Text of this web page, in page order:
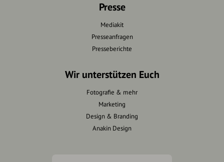
Presse
Mediakit
Presseanfragen
Presseberichte
Wir unterstützen Euch
Fotografie & mehr
Marketing
Design & Branding
Anakin Design